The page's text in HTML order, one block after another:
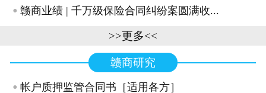
· 赣商业绩 | 千万级保险合同纠纷案圆满收...
>>更多<<
赣商研究
帐户质押监管合同书［适用各方］